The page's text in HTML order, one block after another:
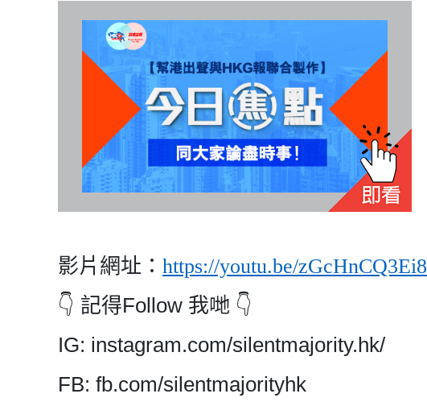
影片網址： https://youtu.be/zGcHnCQ3Ei8
👇 記得Follow 我哋 👇
IG: instagram.com/silentmajority.hk/
FB: fb.com/silentmajorityhk